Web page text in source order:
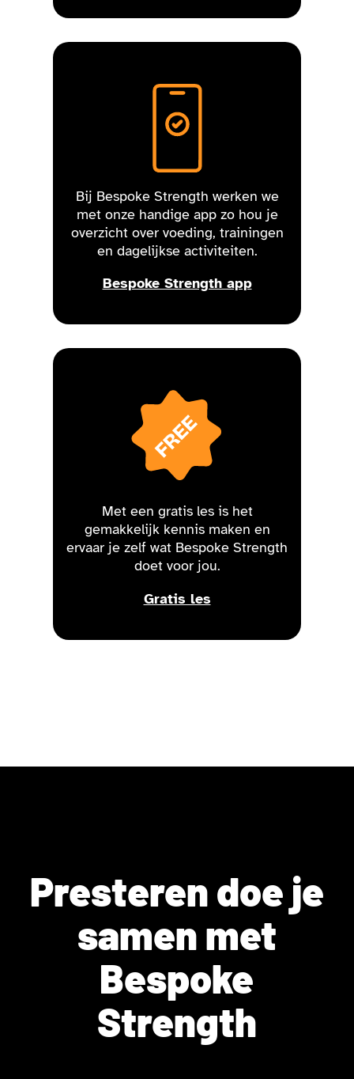
Bij Bespoke Strength werken we
met onze handige app zo hou je
overzicht over voeding, trainingen
en dagelijkse activiteiten.
Bespoke Strength app
Met een gratis les is het
gemakkelijk kennis maken en
ervaar je zelf wat Bespoke Strength
doet voor jou.
Gratis les
Presteren doe je
samen met
Bespoke
Strength